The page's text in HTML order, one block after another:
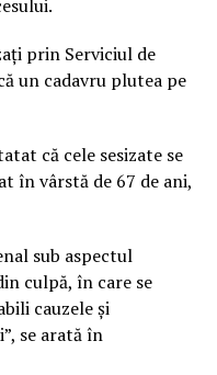
prin Serviciul de
un cadavru plutea pe
că cele sesizate se
în vârstă de 67 de ani,
sub aspectul
culpă, în care se
cauzele și
se arată în